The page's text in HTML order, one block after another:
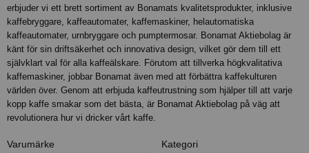
erbjuder vi ett brett sortiment av Bonamats kvalitetsprodukter, inklusive
kaffebryggare, kaffeautomater, kaffemaskiner, helautomatiska
kaffeautomater, urnbryggare och pumptermosar. Bonamat Aktiebolag är
känt för sin driftsäkerhet och innovativa design, vilket gör dem till ett
självklart val för alla kaffeälskare. Förutom att tillverka högkvalitativa
kaffemaskiner, jobbar Bonamat även med att förbättra kaffekulturen
världen över. Genom att erbjuda kaffeutrustning som hjälper till att varje
kopp kaffe smakar som det bästa, är Bonamat Aktiebolag på väg att
revolutionera hur vi dricker vårt kaffe.
Varumärke Kategori